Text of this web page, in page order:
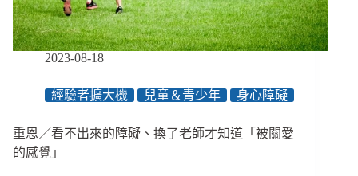
身
分
證，
是
聾
2023-08-18
經驗者擴大機 兒童＆青少年 身心障礙
重恩／看不出來的障礙、換了老師才知道「被關愛
的感覺」